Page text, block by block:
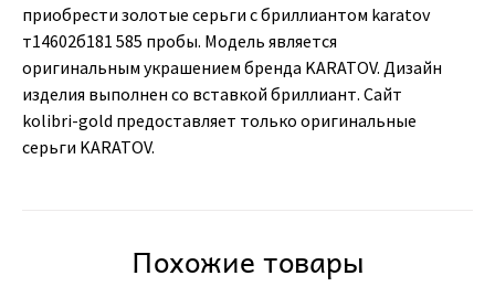
приобрести золотые серьги с бриллиантом karatov
т14602б181 585 пробы. Модель является
оригинальным украшением бренда KARATOV. Дизайн
изделия выполнен со вставкой бриллиант. Сайт
kolibri-gold предоставляет только оригинальные
серьги KARATOV.
Похожие товары